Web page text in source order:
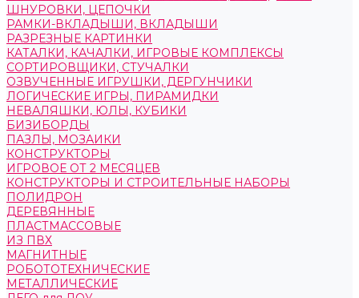
ШНУРОВКИ, ЦЕПОЧКИ
РАМКИ-ВКЛАДЫШИ, ВКЛАДЫШИ
РАЗРЕЗНЫЕ КАРТИНКИ
КАТАЛКИ, КАЧАЛКИ, ИГРОВЫЕ КОМПЛЕКСЫ
СОРТИРОВЩИКИ, СТУЧАЛКИ
ОЗВУЧЕННЫЕ ИГРУШКИ, ДЕРГУНЧИКИ
ЛОГИЧЕСКИЕ ИГРЫ, ПИРАМИДКИ
НЕВАЛЯШКИ, ЮЛЫ, КУБИКИ
БИЗИБОРДЫ
ПАЗЛЫ, МОЗАИКИ
КОНСТРУКТОРЫ
ИГРОВОЕ ОТ 2 МЕСЯЦЕВ
КОНСТРУКТОРЫ И СТРОИТЕЛЬНЫЕ НАБОРЫ
ПОЛИДРОН
ДЕРЕВЯННЫЕ
ПЛАСТМАССОВЫЕ
ИЗ ПВХ
МАГНИТНЫЕ
РОБОТОТЕХНИЧЕСКИЕ
МЕТАЛЛИЧЕСКИЕ